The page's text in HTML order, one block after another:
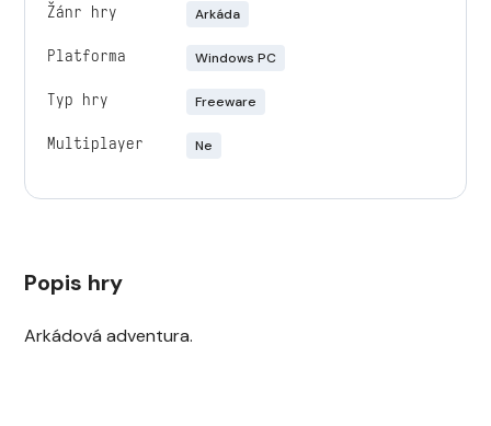
Žánr hry Arkáda
Platforma Windows PC
Typ hry Freeware
Multiplayer Ne
Popis hry
Arkádová adventura.